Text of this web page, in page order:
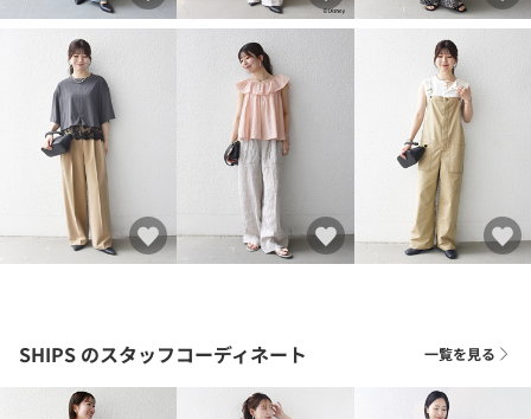
SHIPS のスタッフコーディネート 一覧を見る